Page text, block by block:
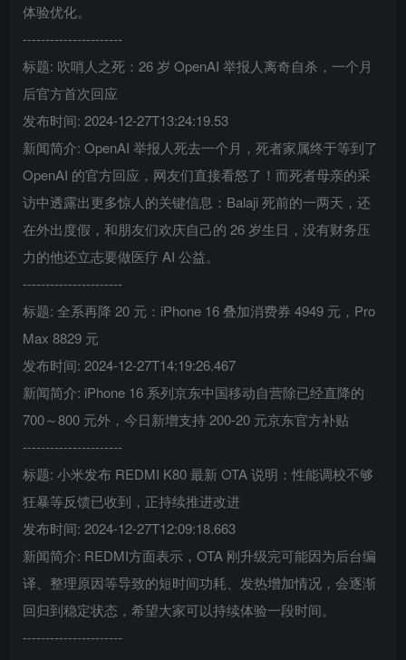
体验优化。
----------------------
标题: 吹哨人之死：26 岁 OpenAI 举报人离奇自杀，一个月
后官方首次回应
发布时间: 2024-12-27T13:24:19.53
新闻简介: OpenAI 举报人死去一个月，死者家属终于等到了
OpenAI 的官方回应，网友们直接看怒了！而死者母亲的采
访中透露出更多惊人的关键信息：Balaji 死前的一两天，还
在外出度假，和朋友们欢庆自己的 26 岁生日，没有财务压
力的他还立志要做医疗 AI 公益。
----------------------
标题: 全系再降 20 元：iPhone 16 叠加消费券 4949 元，Pro
Max 8829 元
发布时间: 2024-12-27T14:19:26.467
新闻简介: iPhone 16 系列京东中国移动自营除已经直降的
700～800 元外，今日新增支持 200-20 元京东官方补贴
----------------------
标题: 小米发布 REDMI K80 最新 OTA 说明：性能调校不够
狂暴等反馈已收到，正持续推进改进
发布时间: 2024-12-27T12:09:18.663
新闻简介: REDMI方面表示，OTA 刚升级完可能因为后台编
译、整理原因等导致的短时间功耗、发热增加情况，会逐渐
回归到稳定状态，希望大家可以持续体验一段时间。
----------------------